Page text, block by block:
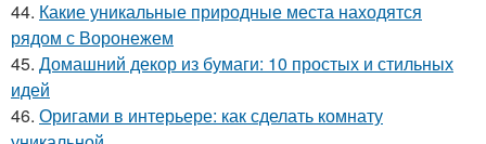
44. Какие уникальные природные места находятся
рядом с Воронежем
45. Домашний декор из бумаги: 10 простых и стильных
идей
46. Оригами в интерьере: как сделать комнату